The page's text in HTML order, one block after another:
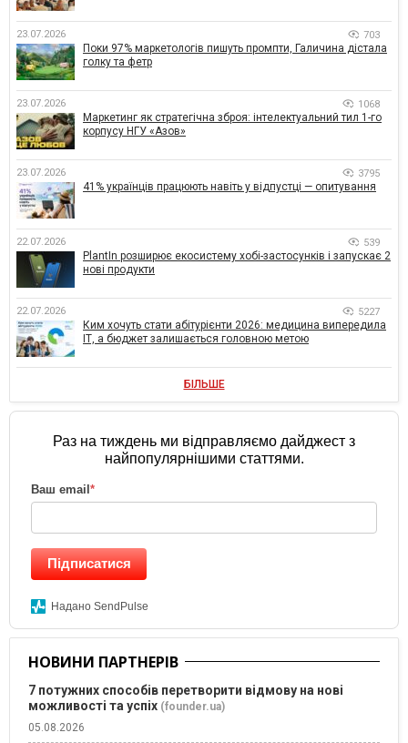
23.07.2026 703
Поки 97% маркетологів пишуть промпти, Галичина дістала
голку та фетр
23.07.2026 1068
Маркетинг як стратегічна зброя: інтелектуальний тил 1-го
корпусу НГУ «Азов»
23.07.2026 3795
41% українців працюють навіть у відпустці — опитування
22.07.2026 539
PlantIn розширює екосистему хобі-застосунків і запускає 2
нові продукти
22.07.2026 5227
Ким хочуть стати абітурієнти 2026: медицина випередила
ІТ, а бюджет залишається головною метою
БІЛЬШЕ
Раз на тиждень ми відправляємо дайджест з
найпопулярнішими статтями.
Ваш email *
Підписатися
Надано SendPulse
НОВИНИ ПАРТНЕРІВ
7 потужних способів перетворити відмову на нові
можливості та успіх (founder.ua)
05.08.2026